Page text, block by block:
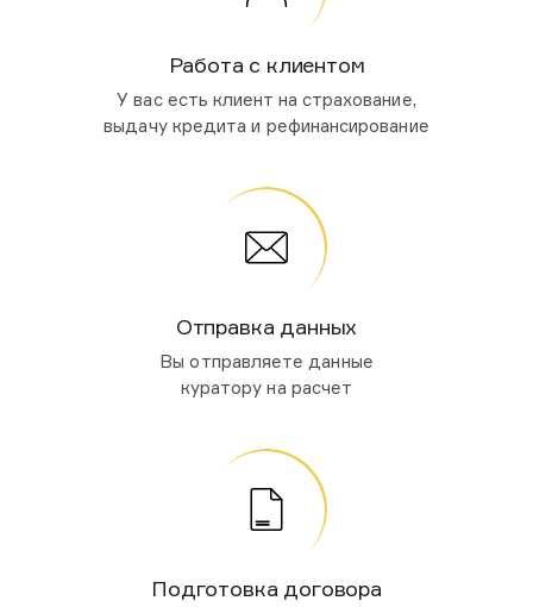
Работа с клиентом
У вас есть клиент на страхование,
выдачу кредита и рефинансирование
Отправка данных
Вы отправляете данные
куратору на расчет
Подготовка договора